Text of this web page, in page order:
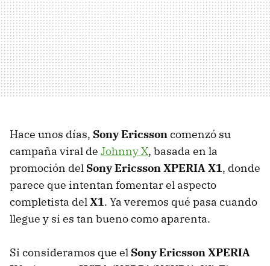
Hace unos días, Sony Ericssoncomenzó su
campaña viral de Johnny X, basada en la
promoción del Sony Ericsson XPERIA X1, donde
parece que intentan fomentar el aspecto
completista delX1. Ya veremos qué pasa cuando
llegue y si es tan bueno como aparenta.
Si consideramos que el Sony Ericsson XPERIA